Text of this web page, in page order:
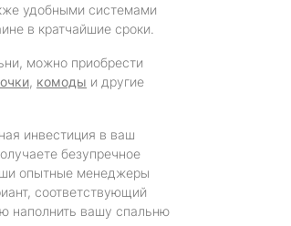
удобными системами
в кратчайшие сроки.
можно приобрести
, комоды и другие
инвестиция в ваш
безупречное
опытные менеджеры
соответствующий
наполнить вашу спальню